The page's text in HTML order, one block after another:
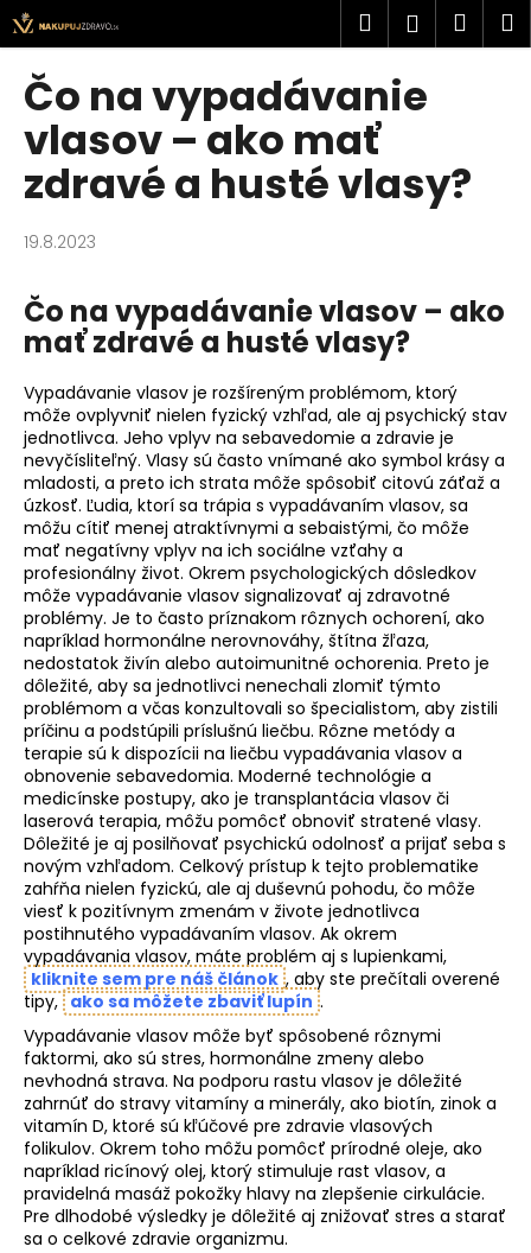
Prejsť
na
obsah
Hľadať
Čo na vypadávanie
vlasov – ako mať
zdravé a husté vlasy?
19.8.2023
Čo na vypadávanie vlasov – ako
mať zdravé a husté vlasy?
Vypadávanie vlasov je rozšíreným problémom, ktorý
môže ovplyvniť nielen fyzický vzhľad, ale aj psychický stav
jednotlivca. Jeho vplyv na sebavedomie a zdravie je
nevyčísliteľný. Vlasy sú často vnímané ako symbol krásy a
mladosti, a preto ich strata môže spôsobiť citovú záťaž a
úzkosť. Ľudia, ktorí sa trápia s vypadávaním vlasov, sa
môžu cítiť menej atraktívnymi a sebaistými, čo môže
mať negatívny vplyv na ich sociálne vzťahy a
profesionálny život. Okrem psychologických dôsledkov
môže vypadávanie vlasov signalizovať aj zdravotné
problémy. Je to často príznakom rôznych ochorení, ako
napríklad hormonálne nerovnováhy, štítna žľaza,
nedostatok živín alebo autoimunitné ochorenia. Preto je
dôležité, aby sa jednotlivci nenechali zlomiť týmto
problémom a včas konzultovali so špecialistom, aby zistili
príčinu a podstúpili príslušnú liečbu. Rôzne metódy a
terapie sú k dispozícii na liečbu vypadávania vlasov a
obnovenie sebavedomia. Moderné technológie a
medicínske postupy, ako je transplantácia vlasov či
laserová terapia, môžu pomôcť obnoviť stratené vlasy.
Dôležité je aj posilňovať psychickú odolnosť a prijať seba s
novým vzhľadom. Celkový prístup k tejto problematike
zahŕňa nielen fyzickú, ale aj duševnú pohodu, čo môže
viesť k pozitívnym zmenám v živote jednotlivca
postihnutého vypadávaním vlasov. Ak okrem
vypadávania vlasov, máte problém aj s lupienkami,
kliknite sem pre náš článok , aby ste prečítali overené
tipy, ako sa môžete zbaviť lupín .
Vypadávanie vlasov môže byť spôsobené rôznymi
faktormi, ako sú stres, hormonálne zmeny alebo
nevhodná strava. Na podporu rastu vlasov je dôležité
zahrnúť do stravy vitamíny a minerály, ako biotín, zinok a
vitamín D, ktoré sú kľúčové pre zdravie vlasových
folikulov. Okrem toho môžu pomôcť prírodné oleje, ako
napríklad ricínový olej, ktorý stimuluje rast vlasov, a
pravidelná masáž pokožky hlavy na zlepšenie cirkulácie.
Pre dlhodobé výsledky je dôležité aj znižovať stres a starať
sa o celkové zdravie organizmu.
K
o
Č
o
p
t
r
e
b
u
j
e
t
e
n
á
j
s
ť
?
HĽADAŤ
O
d
p
o
r
ú
č
a
m
e
NZ
DERMOCOSMETICS